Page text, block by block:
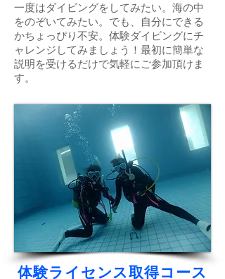
一度はダイビングをしてみたい。海の中
をのぞいてみたい。でも、自分にできる
かちょっぴり不安。体験ダイビングにチ
ャレンジしてみましょう！最初に簡単な
説明を受けるだけで気軽にご参加頂けま
す。
体験ライセンス取得コース